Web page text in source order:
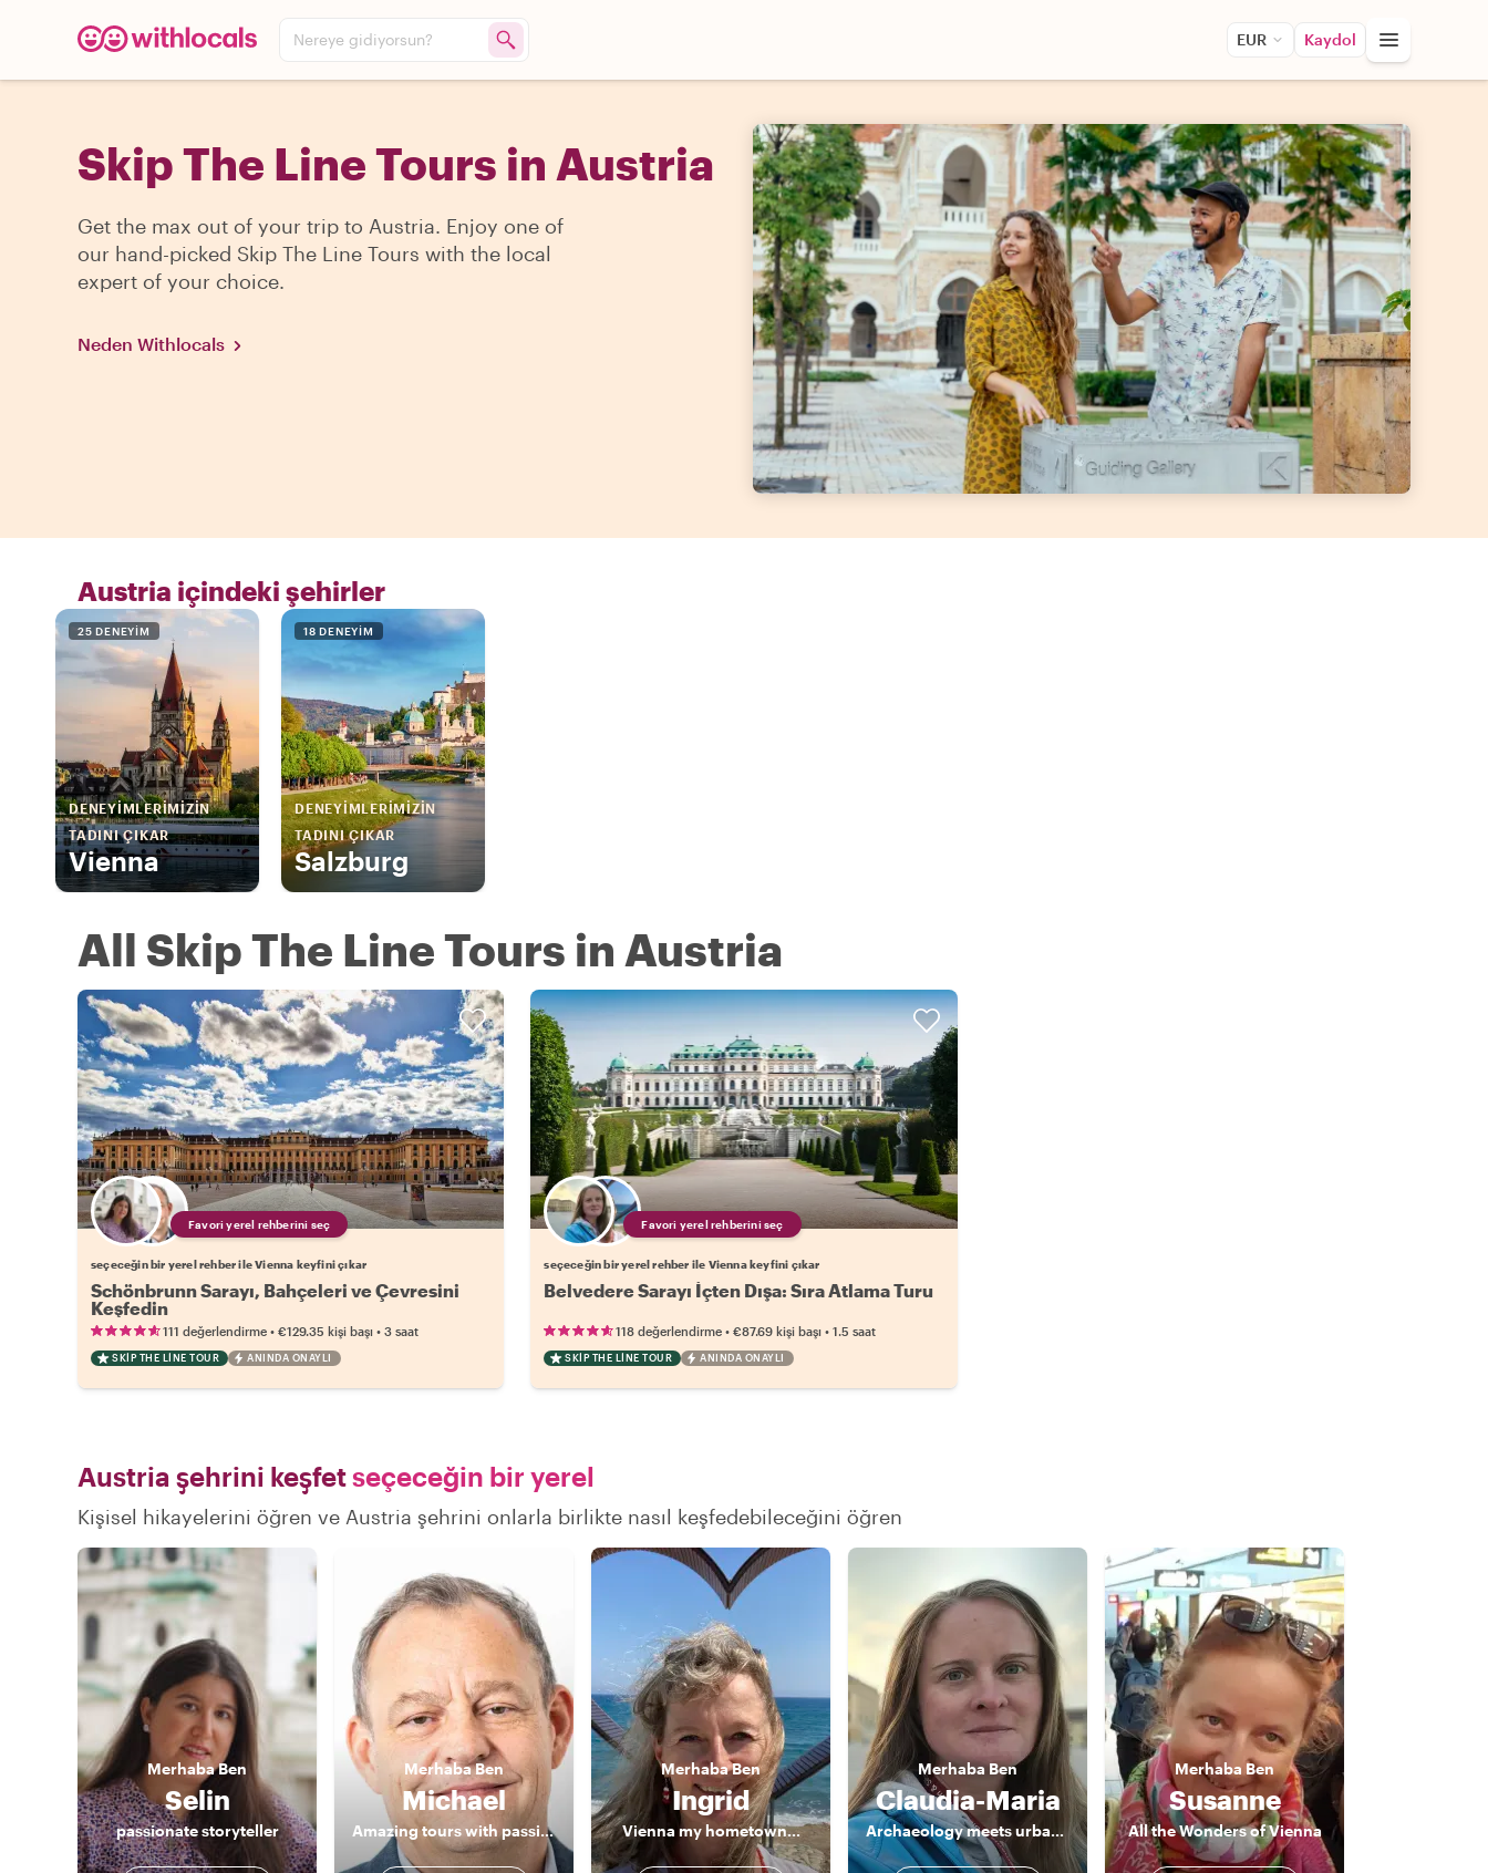
Nereye gidiyorsun? EUR Kaydol
Skip The Line Tours in Austria
Get the max out of your trip to Austria. Enjoy one of
our hand-picked Skip The Line Tours with the local
expert of your choice.
Neden Withlocals
Austria içindeki şehirler
25 DENEYIM
DENEYIMLERIMIZIN
TADINI ÇIKAR
Vienna
18 DENEYIM
DENEYIMLERIMIZIN
TADINI ÇIKAR
Salzburg
All Skip The Line Tours in Austria
Favori yerel rehberini seç
seçeceğin bir yerel rehber ile Vienna keyfini çıkar
Schönbrunn Sarayı, Bahçeleri ve Çevresini
Keşfedin
111 değerlendirme • €129.35 kişi başı • 3 saat
SKIP THE LINE TOUR ANINDA ONAYLI
Favori yerel rehberini seç
seçeceğin bir yerel rehber ile Vienna keyfini çıkar
Belvedere Sarayı İçten Dışa: Sıra Atlama Turu
118 değerlendirme •€87.69 kişi başı •1.5 saat
SKIP THE LINE TOUR ANINDA ONAYLI
Austria şehrini keşfetseçeceğin bir yerel
Kişisel hikayelerini öğren ve Austria şehrini onlarla birlikte nasıl keşfedebileceğini öğren
MerhabaBen
Selin
passionate storyteller
MerhabaBen
Michael
Amazing tours with passionate local
MerhabaBen
Ingrid
Vienna my hometown...
MerhabaBen
Claudia-Maria
Archaeology meets urban history
Merhaba Ben
Susanne
All the Wonders of Vienna